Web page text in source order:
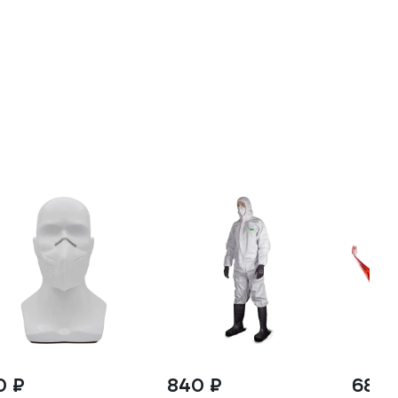
₽ 840 ₽ 68 ₽